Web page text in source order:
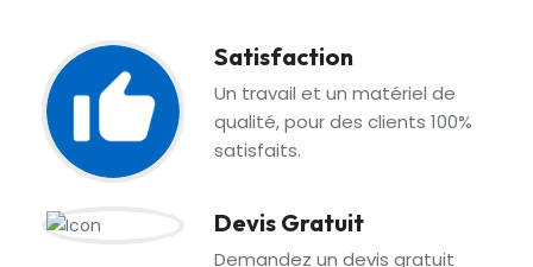
Satisfaction
Un travail et un matériel de
qualité, pour des clients 100%
satisfaits.
Devis Gratuit
Demandez un devis gratuit